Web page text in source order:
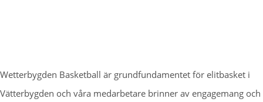
Wetterbygden Basketball är grundfundamentet för elitbasket i
Vätterbygden och våra medarbetare brinner av engagemang och